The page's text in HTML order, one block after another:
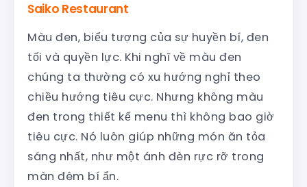
Saiko Restaurant
Màu đen, biểu tượng của sự huyền bí, đen
tối và quyền lực. Khi nghĩ về màu đen
chúng ta thường có xu hướng nghỉ theo
chiều hướng tiêu cực. Nhưng không màu
đen trong thiết kế menu thì không bao giờ
tiêu cực. Nó luôn giúp những món ăn tỏa
sáng nhất, như một ánh đèn rực rỡ trong
màn đêm bí ẩn.